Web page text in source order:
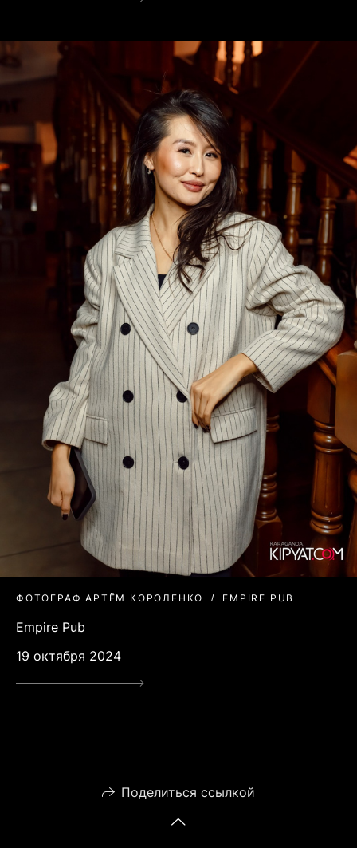
ФОТОГРАФ АРТЁМ КОРОЛЕНКО EMPIRE PUB
Empire Pub
19 октября 2024
Поделиться ссылкой